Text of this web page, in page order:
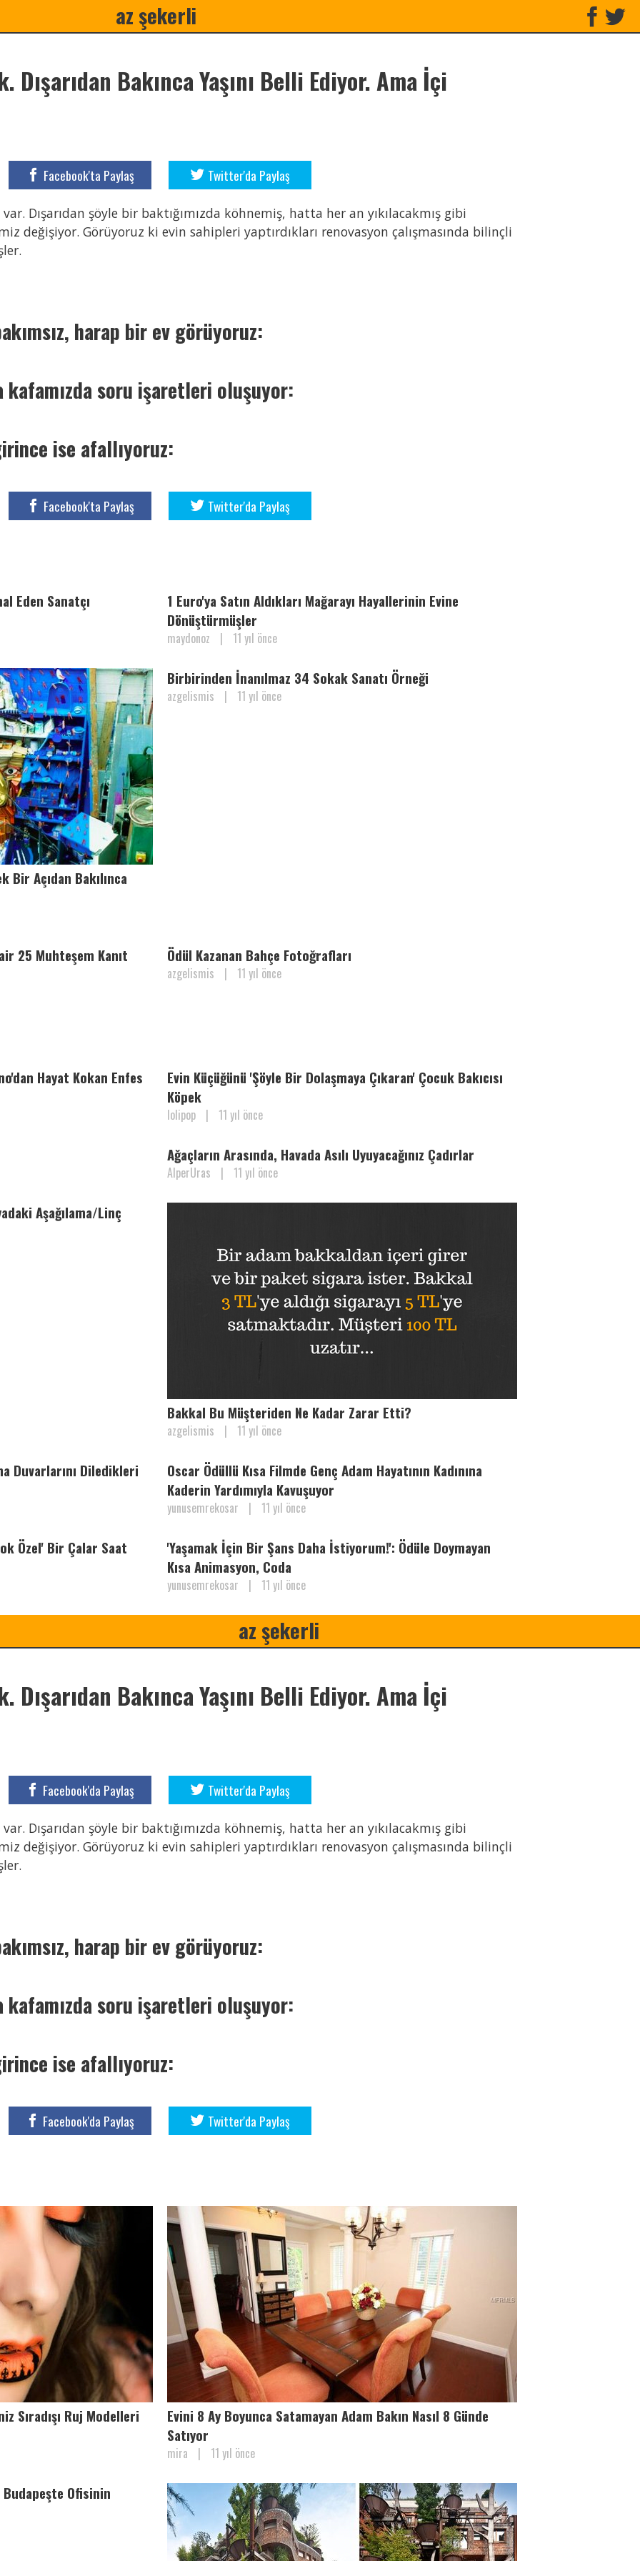
az şekerli
Dışarıdan Bakınca Yaşını Belli Ediyor. Ama İçi
Facebook'ta Paylaş Twitter'da Paylaş
Dışarıdan şöyle bir baktığımızda köhnemiş, hatta her an yıkılacakmış gibi
değişiyor. Görüyoruz ki evin sahipleri yaptırdıkları renovasyon çalışmasında bilinçli
harap bir ev görüyoruz:
kafamızda soru işaretleri oluşuyor:
ise afallıyoruz:
Facebook'ta Paylaş Twitter'da Paylaş
Eden Sanatçı
1 Euro'ya Satın Aldıkları Mağarayı Hayallerinin Evine
Dönüştürmüşler
maydonoz | 11 yıl önce
Bir Açıdan Bakılınca
Birbirinden İnanılmaz 34 Sokak Sanatı Örneği
azgelismis | 11 yıl önce
25 Muhteşem Kanıt Ödül Kazanan Bahçe Fotoğrafları
azgelismis | 11 yıl önce
Hayat Kokan Enfes
Evin Küçüğünü 'Şöyle Bir Dolaşmaya Çıkaran' Çocuk Bakıcısı
Köpek
lolipop | 11 yıl önce
Ağaçların Arasında, Havada Asılı Uyuyacağınız Çadırlar
AlperUras | 11 yıl önce
Aşağılama/Linç
Bakkal Bu Müşteriden Ne Kadar Zarar Etti?
azgelismis | 11 yıl önce
Duvarlarını Diledikleri
Oscar Ödüllü Kısa Filmde Genç Adam Hayatının Kadınına
Kaderin Yardımıyla Kavuşuyor
yunusemrekosar | 11 yıl önce
Özel' Bir Çalar Saat
'Yaşamak İçin Bir Şans Daha İstiyorum!': Ödüle Doymayan
Kısa Animasyon, Coda
yunusemrekosar | 11 yıl önce
az şekerli
Dışarıdan Bakınca Yaşını Belli Ediyor. Ama İçi
Facebook'da Paylaş Twitter'da Paylaş
Dışarıdan şöyle bir baktığımızda köhnemiş, hatta her an yıkılacakmış gibi
değişiyor. Görüyoruz ki evin sahipleri yaptırdıkları renovasyon çalışmasında bilinçli
harap bir ev görüyoruz:
kafamızda soru işaretleri oluşuyor:
ise afallıyoruz:
Facebook'da Paylaş Twitter'da Paylaş
Sıradışı Ruj Modelleri
Evini 8 Ay Boyunca Satamayan Adam Bakın Nasıl 8 Günde
Satıyor
mira | 11 yıl önce
Ofisinin